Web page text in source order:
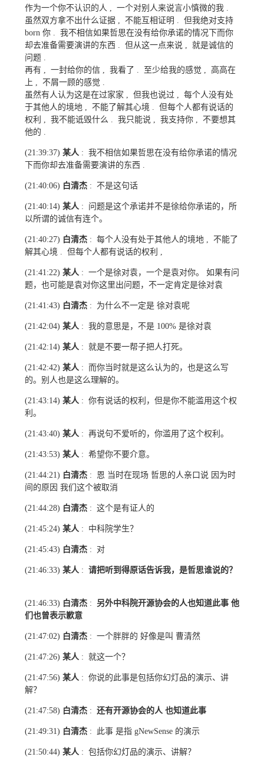
作为一个你不认识的人 , 一个对别人来说言小慎微的我 .
虽然双方拿不出什么证据 , 不能互相证明 . 但我绝对支持
born 你 . 我不相信如果哲思在没有给你承诺的情况下而你
却去准备需要演讲的东西 . 但从这一点来说 , 就是诚信的
问题 .
再有 , 一封给你的信 , 我看了 . 至少给我的感觉 , 高高在
上 , 不屑一顾的感觉 .
虽然有人认为这是在过家家 , 但我也说过 , 每个人没有处
于其他人的境地 , 不能了解其心境 . 但每个人都有说话的
权利 , 我不能诋毁什么 . 我只能说 , 我支持你 , 不要想其
他的 .
(21:39:37) 某人 : 我不相信如果哲思在没有给你承诺的情况
下而你却去准备需要演讲的东西 .
(21:40:06) 白清杰 : 不是这句话
(21:40:14) 某人 : 问题是这个承诺并不是徐给你承诺的，所
以所谓的诚信有连个。
(21:40:27) 白清杰 : 每个人没有处于其他人的境地 , 不能了
解其心境 . 但每个人都有说话的权利 ,
(21:41:22) 某人 : 一个是徐对袁，一个是袁对你。 如果有问
题，也可能是袁对你这里出问题，不一定肯定是徐对袁
(21:41:43) 白清杰 : 为什么不一定是 徐对袁呢
(21:42:04) 某人 : 我的意思是，不是 100% 是徐对袁
(21:42:14) 某人 : 就是不要一帮子把人打死。
(21:42:42) 某人 : 而你当时就是这么认为的，也是这么写
的。别人也是这么理解的。
(21:43:14) 某人 : 你有说话的权利，但是你不能滥用这个权
利。
(21:43:40) 某人 : 再说句不爱听的，你滥用了这个权利。
(21:43:53) 某人 : 希望你不要介意。
(21:44:21) 白清杰 :
恩 当时在现场 哲思的人亲口说 因为时
间的原因 我们这个被取消
(21:44:28) 白清杰 : 这个是有证人的
(21:45:24) 某人 : 中科院学生？
(21:45:43) 白清杰 : 对
(21:46:33) 某人 : 请把听到得原话告诉我，是哲思谁说的？
(21:46:33) 白清杰 : 另外中科院开源协会的人也知道此事 他
们也曾表示歉意
(21:47:02) 白清杰 : 一个胖胖的 好像是叫 曹清然
(21:47:26) 某人 : 就这一个？
(21:47:56) 某人 : 你说的此事是包括你幻灯品的演示、讲
解？
(21:47:58) 白清杰 : 还有开源协会的人 也知道此事
(21:49:31) 白清杰 : 此事 是指 gNewSense 的演示
(21:50:44) 某人 : 包括你幻灯品的演示、讲解？